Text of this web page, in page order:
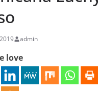
admin
love